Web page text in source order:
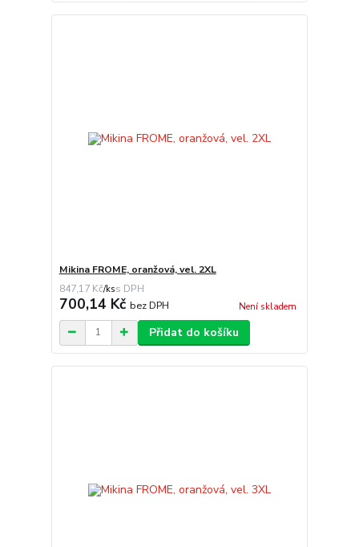
Mikina FROME, oranžová, vel. 2XL
847,17 Kč/ks
700,14 Kč bez DPH Není skladem
Přidat do košíku